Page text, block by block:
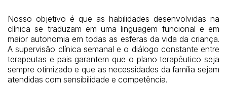
Nosso objetivo é que as habilidades desenvolvidas na
clínica se traduzam em uma linguagem funcional e em
maior autonomia em todas as esferas da vida da criança.
A supervisão clínica semanal e o diálogo constante entre
terapeutas e pais garantem que o plano terapêutico seja
sempre otimizado e que as necessidades da família sejam
atendidas com sensibilidade e competência.